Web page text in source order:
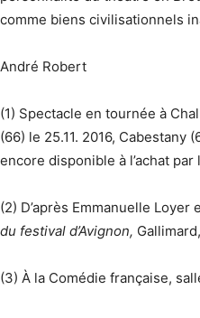
comme biens civilisationnels
André Robert
(1) Spectacle en tournée à
(66) le 25.11. 2016, Cabestany
encore disponible à l’achat
(2) D’après Emmanuelle Loyer
du festival d’Avignon,
(3) À la Comédie française,